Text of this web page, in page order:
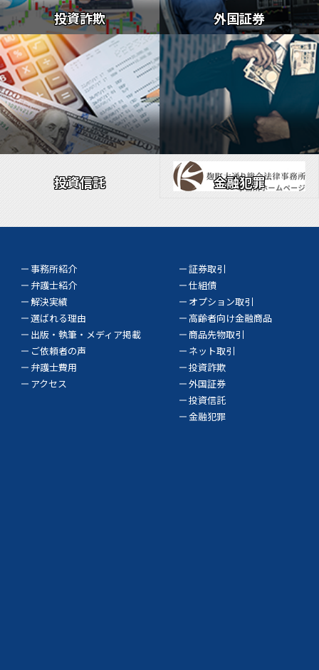
投資詐欺 外国証券
投資信託 金融犯罪
事務所紹介
弁護士紹介
解決実績
選ばれる理由
出版・執筆・メディア掲載
ご依頼者の声
弁護士費用
アクセス
証券取引
仕組債
オプション取引
高齢者向け金融商品
商品先物取引
ネット取引
投資詐欺
外国証券
投資信託
金融犯罪